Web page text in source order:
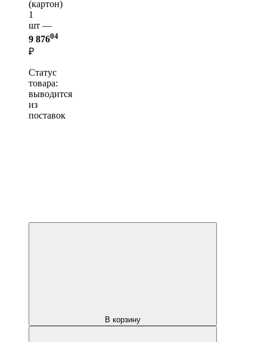
(картон)
1
шт —
9 87604
₽
Статус
товара:
выводится
из
поставок
В корзину